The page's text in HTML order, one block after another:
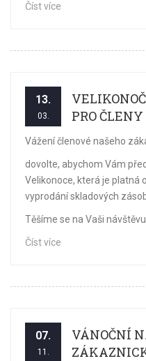
Číst více
13.
03.
PRO
Vážení členové našeho
dovolte, abychom Vám
Velikonoce, která je platná
vyprodání skladových
Těšíme se na Vaši
Číst více
07.
11.
VÁNOČNÍ